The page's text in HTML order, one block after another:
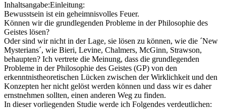
Inhaltsangabe:Einleitung:
Bewusstsein ist ein geheimnisvolles Feuer.
Können wir die grundlegenden Probleme in der Philosophie des
Geistes lösen?
Oder sind wir nicht in der Lage, sie lösen zu können, wie die ´New
Mysterians´, wie Bieri, Levine, Chalmers, McGinn, Strawson,
behaupten? Ich vertrete die Meinung, dass die grundlegenden
Probleme in der Philosophie des Geistes (GP) von den
erkenntnistheoretischen Lücken zwischen der Wirklichkeit und den
Konzepten her nicht gelöst werden können und dass wir es daher
ernstnehmen sollten, einen anderen Weg zu finden.
In dieser vorliegenden Studie werde ich Folgendes verdeutlichen: